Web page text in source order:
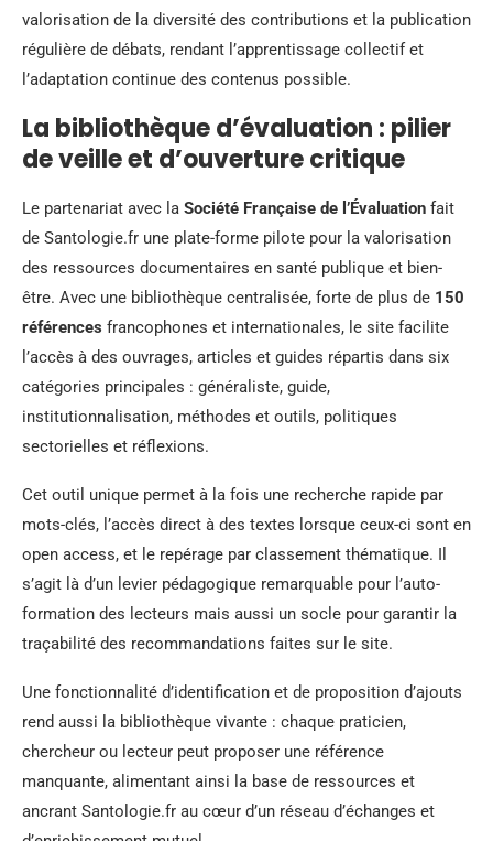
valorisation de la diversité des contributions et la publication
régulière de débats, rendant l’apprentissage collectif et
l’adaptation continue des contenus possible.
La bibliothèque d’évaluation : pilier
de veille et d’ouverture critique
Le partenariat avec la Société Française de l’Évaluation fait
de Santologie.fr une plate-forme pilote pour la valorisation
des ressources documentaires en santé publique et bien-
être. Avec une bibliothèque centralisée, forte de plus de 150
références francophones et internationales, le site facilite
l’accès à des ouvrages, articles et guides répartis dans six
catégories principales : généraliste, guide,
institutionnalisation, méthodes et outils, politiques
sectorielles et réflexions.
Cet outil unique permet à la fois une recherche rapide par
mots-clés, l’accès direct à des textes lorsque ceux-ci sont en
open access, et le repérage par classement thématique. Il
s’agit là d’un levier pédagogique remarquable pour l’auto-
formation des lecteurs mais aussi un socle pour garantir la
traçabilité des recommandations faites sur le site.
Une fonctionnalité d’identification et de proposition d’ajouts
rend aussi la bibliothèque vivante : chaque praticien,
chercheur ou lecteur peut proposer une référence
manquante, alimentant ainsi la base de ressources et
ancrant Santologie.fr au cœur d’un réseau d’échanges et